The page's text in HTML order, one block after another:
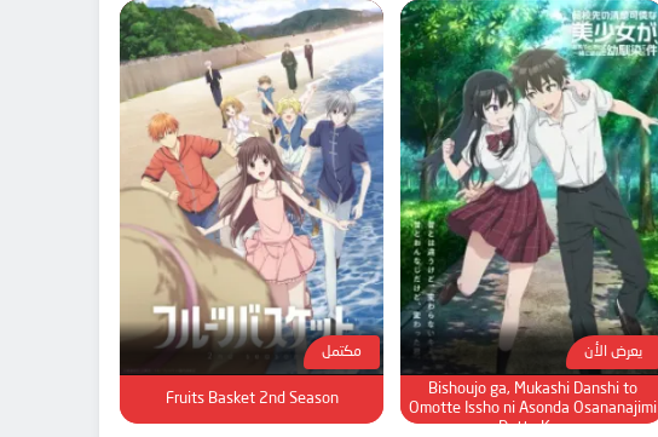
يعرض الأن
Tenkou-saki no Seiso Karen na
Bishoujo ga, Mukashi Danshi to
Omotte Issho ni Asonda Osananajimi
Datta Ken
مكتمل
Fruits Basket 2nd Season